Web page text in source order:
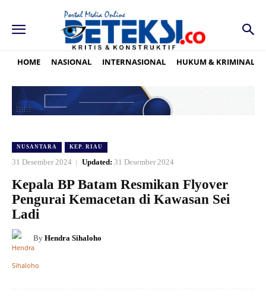
HOME NASIONAL INTERNASIONAL HUKUM & KRIMINAL
NUSANTARA KEP. RIAU
31 Desember 2024 Updated: 31 Desember 2024
Kepala BP Batam Resmikan Flyover
Pengurai Kemacetan di Kawasan Sei
Ladi
By Hendra Sihaloho